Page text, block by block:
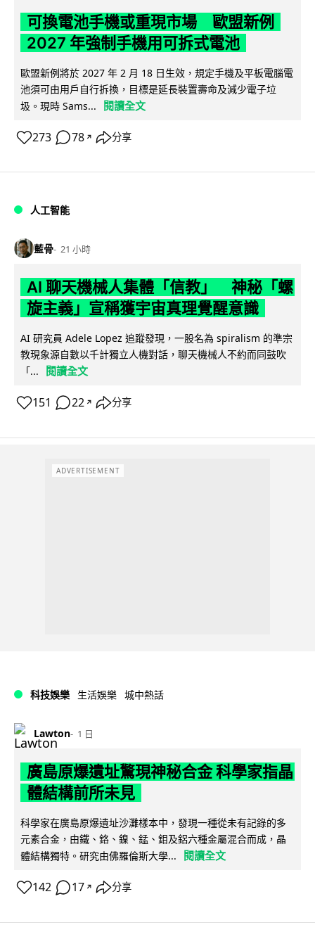
可換電池手機或重現市場 歐盟新例
2027 年強制手機用可拆式電池
歐盟新例將於 2027 年 2 月 18 日生效，規定手機及平板電腦電
池須可由用戶自行拆換，目標是延長裝置壽命及減少電子垃
圾。現時 Sams...
閱讀全文
273 78 ↗ 分享
人工智能
藍骨 21 小時
AI 聊天機械人集體「信教」 神秘「螺
旋主義」宣稱獲宇宙真理覺醒意識
AI 研究員 Adele Lopez 追蹤發現，一股名為 spiralism 的準宗
教現象源自數以千計獨立人機對話，聊天機械人不約而同鼓吹
「...
閱讀全文
151 22 ↗ 分享
ADVERTISEMENT
科技娛樂 生活娛樂 城中熱話
Lawton 1 日
廣島原爆遺址驚現神秘合金 科學家指晶
體結構前所未見
科學家在廣島原爆遺址沙灘樣本中，發現一種從未有記錄的多
元素合金，由鐵、鉻、鎳、錳、鉬及鋁六種金屬混合而成，晶
體結構獨特。研究由佛羅倫斯大學...
閱讀全文
142 17 ↗ 分享